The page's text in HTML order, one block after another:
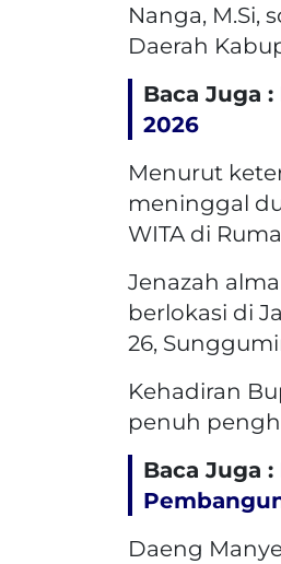
Nanga, M.Si,
Daerah
Baca Juga :
2026
Menurut
meninggal
WITA di
Jenazah
berlokasi di
26,
Kehadiran
penuh
Baca Juga :
Daeng